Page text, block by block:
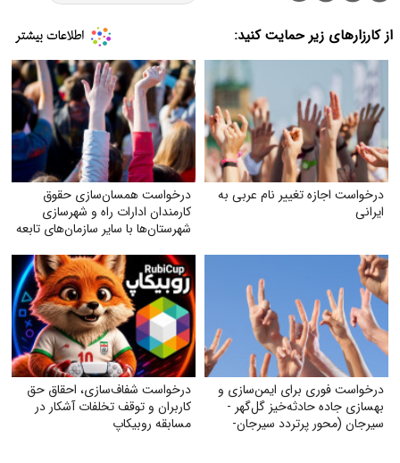
از کارزارهای زیر حمایت کنید:
درخواست اجازه تغییر نام عربی به
ایرانی
درخواست همسان‌سازی حقوق
کارمندان ادارات راه و شهرسازی
شهرستان‌ها با سایر سازمان‌های تابعه
درخواست فوری برای ایمن‌سازی و
بهسازی جاده حادثه‌خیز گل‌گهر -
سیرجان (محور پرتردد سیرجان-
درخواست شفاف‌سازی، احقاق حق
کاربران و توقف تخلفات آشکار در
مسابقه روبیکاپ